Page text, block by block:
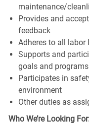
maintenance/
Provides and
feedback
Adheres to all labor
Supports and
goals and programs
Participates in
environment
Other duties as
Who We’re Looking